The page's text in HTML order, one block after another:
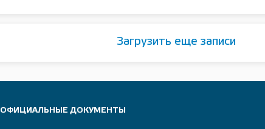
Загрузить еще записи
ОФИЦИАЛЬНЫЕ ДОКУМЕНТЫ